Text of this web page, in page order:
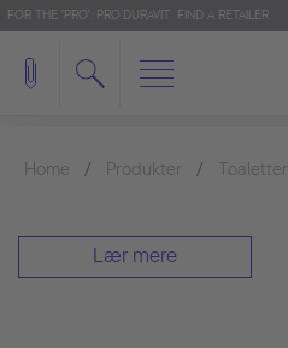
FOR THE 'PRO': PRO.DURAVIT FIND A RETAILER
Home Produkter Toaletter
Lær mere